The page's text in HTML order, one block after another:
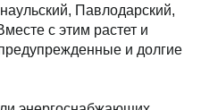
Павлодарский,
с этим растет и
и долгие